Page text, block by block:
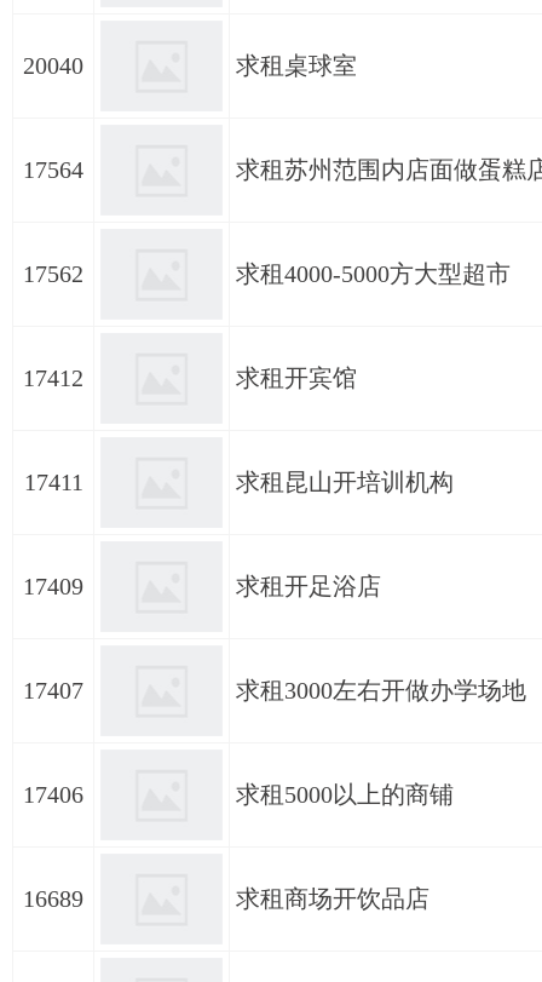
20040 求租桌球室
17564 求租苏州范围内店面做蛋糕
17562 求租4000-5000方大型超市
17412 求租开宾馆
17411 求租昆山开培训机构
17409 求租开足浴店
17407 求租3000左右开做办学场地
17406 求租5000以上的商铺
16689 求租商场开饮品店